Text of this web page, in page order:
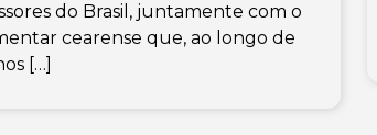
do Brasil, juntamente com o
cearense que, ao longo de
[…]